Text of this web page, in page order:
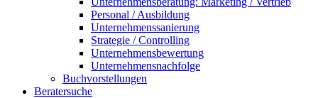
Personal / Ausbildung
Unternehmenssanierung
Strategie / Controlling
Unternehmensbewertung
Unternehmensnachfolge
Buchvorstellungen
Beratersuche